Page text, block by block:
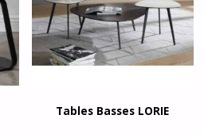
Tables Basses LORIE